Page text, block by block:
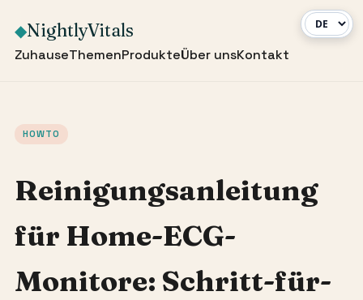
◆NightlyVitals
ZuhauseThemenProdukteÜber unsKontakt
HOWTO
Reinigungsanleitung
für Home-ECG-
Monitore: Schritt-für-